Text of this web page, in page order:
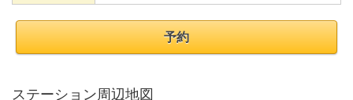
予約
ステーション周辺地図